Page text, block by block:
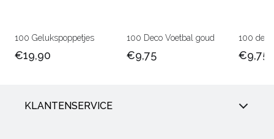
100 Gelukspoppetjes
€19,90
100 Deco Voetbal goud
€9,75
100
€9,75
KLANTENSERVICE